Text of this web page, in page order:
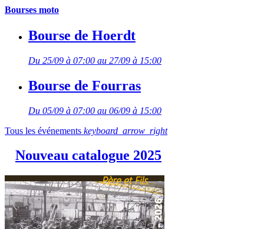
Bourses moto
Bourse de Hoerdt
Du 25/09 à 07:00 au 27/09 à 15:00
Bourse de Fourras
Du 05/09 à 07:00 au 06/09 à 15:00
Tous les événements keyboard_arrow_right
Nouveau catalogue 2025